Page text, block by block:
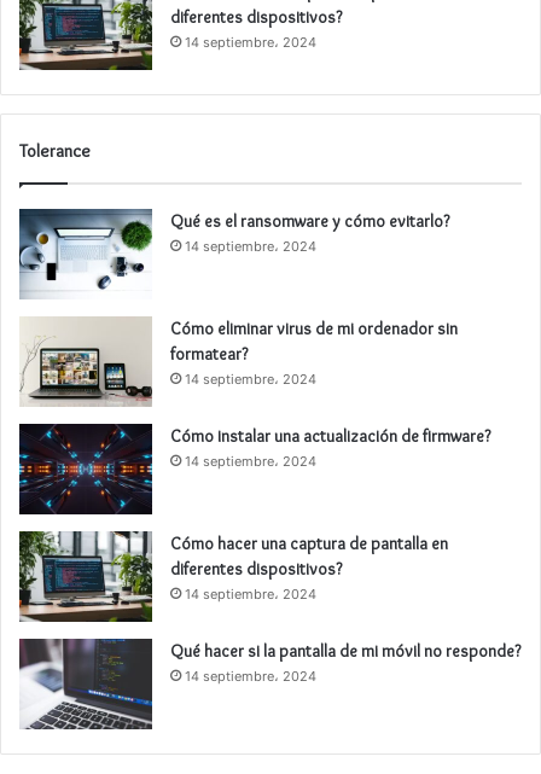
diferentes dispositivos?
14 septiembre، 2024
Tolerance
Qué es el ransomware y cómo evitarlo?
14 septiembre، 2024
Cómo eliminar virus de mi ordenador sin
formatear?
14 septiembre، 2024
Cómo instalar una actualización de firmware?
14 septiembre، 2024
Cómo hacer una captura de pantalla en
diferentes dispositivos?
14 septiembre، 2024
Qué hacer si la pantalla de mi móvil no responde?
14 septiembre، 2024